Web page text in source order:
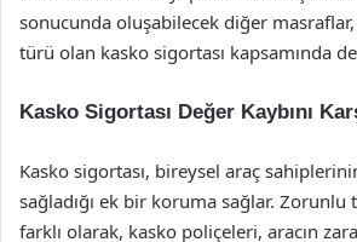
sonucunda oluşabilecek diğer
türü olan kasko sigortası kapsamında
Kasko Sigortası Değer Kaybını
Kasko sigortası, bireysel araç
sağladığı ek bir koruma sağlar. Zorunlu
farklı olarak, kasko poliçeleri, aracın